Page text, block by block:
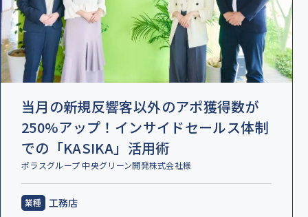
当月の新規反響客以外のアポ獲得数が
250%アップ！インサイドセールス体制
での「KASIKA」活用術
ポラスグループ 中央グリーン開発株式会社様
工務店